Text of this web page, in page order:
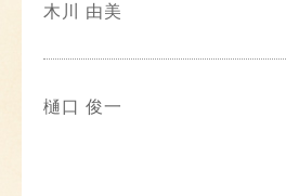
木川 由美
樋口 俊一